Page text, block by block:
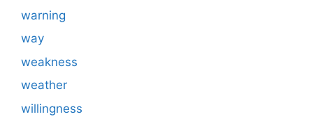
warning
way
weakness
weather
willingness